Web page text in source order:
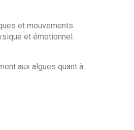
et mouvements
et émotionnel.
aux algues quant à